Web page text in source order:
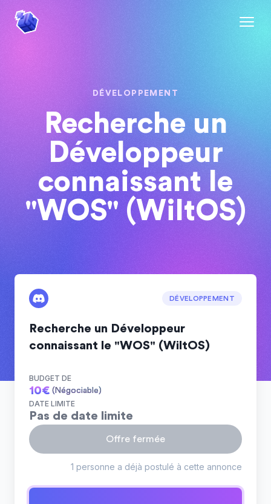
DÉVELOPPEMENT
Recherche un
Développeur
connaissant le
"WOS" (WiltOS)
DÉVELOPPEMENT
Recherche un Développeur
connaissant le "WOS" (WiltOS)
BUDGET DE
10€ (Négociable)
DATE LIMITE
Pas de date limite
Offre fermée
1 personne a déjà postulé à cette annonce